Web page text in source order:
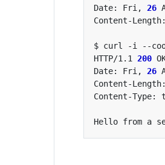
Date: Fri, 26
Content-
HTTP/1.1 200
Date: Fri, 26
Content-
Content-